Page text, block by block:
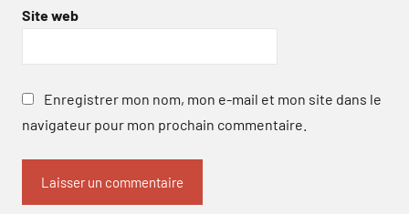
Site web
Enregistrer mon nom, mon e-mail et mon site dans le
navigateur pour mon prochain commentaire.